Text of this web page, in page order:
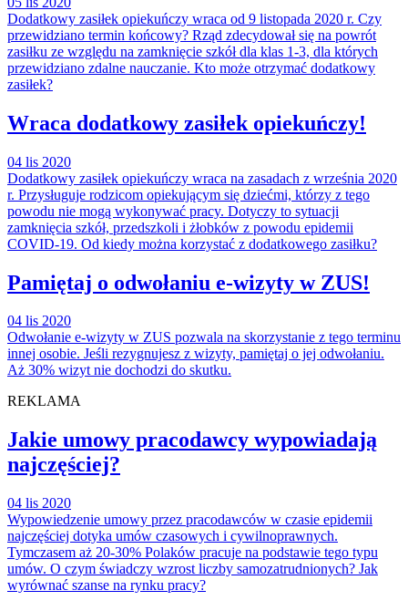
Dodatkowy zasiłek opiekuńczy wraca od 9 listopada 2020 r. Czy
przewidziano termin końcowy? Rząd zdecydował się na powrót
zasiłku ze względu na zamknięcie szkół dla klas 1-3, dla których
przewidziano zdalne nauczanie. Kto może otrzymać dodatkowy
zasiłek?
Wraca dodatkowy zasiłek opiekuńczy!
04 lis 2020
Dodatkowy zasiłek opiekuńczy wraca na zasadach z września 2020
r. Przysługuje rodzicom opiekującym się dziećmi, którzy z tego
powodu nie mogą wykonywać pracy. Dotyczy to sytuacji
zamknięcia szkół, przedszkoli i żłobków z powodu epidemii
COVID-19. Od kiedy można korzystać z dodatkowego zasiłku?
Pamiętaj o odwołaniu e-wizyty w ZUS!
04 lis 2020
Odwołanie e-wizyty w ZUS pozwala na skorzystanie z tego terminu
innej osobie. Jeśli rezygnujesz z wizyty, pamiętaj o jej odwołaniu.
Aż 30% wizyt nie dochodzi do skutku.
REKLAMA
Jakie umowy pracodawcy wypowiadają
najczęściej?
04 lis 2020
Wypowiedzenie umowy przez pracodawców w czasie epidemii
najczęściej dotyka umów czasowych i cywilnoprawnych.
Tymczasem aż 20-30% Polaków pracuje na podstawie tego typu
umów. O czym świadczy wzrost liczby samozatrudnionych? Jak
wyrównać szanse na rynku pracy?